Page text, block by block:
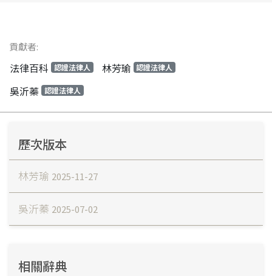
貢獻者:
法律百科 認證法律人 林芳瑜 認證法律人
吳沂蓁 認證法律人
歷次版本
林芳瑜 2025-11-27
吳沂蓁 2025-07-02
相關辭典